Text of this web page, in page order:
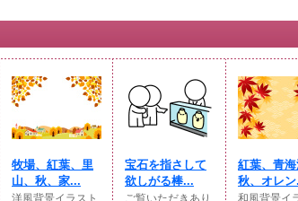
牧場、紅葉、里
山、秋、家...
洋風背景イラスト
宝石を指さして
欲しがる棒...
ご覧いただきあり
紅葉、青海
秋、オレ
和風背景イ